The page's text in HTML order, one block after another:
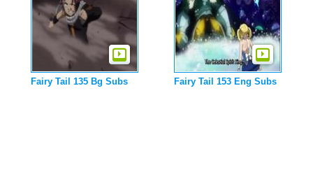
Fairy Tail 135 Bg Subs Fairy Tail 153 Eng Subs